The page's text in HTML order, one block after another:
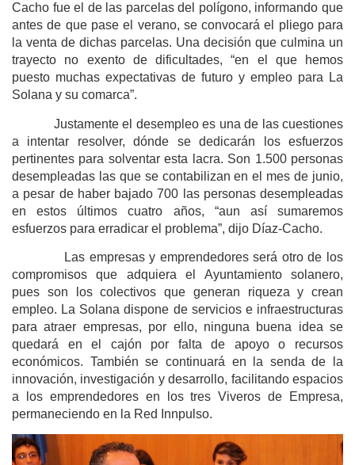
Cacho fue el de las parcelas del polígono, informando que
antes de que pase el verano, se convocará el pliego para
la venta de dichas parcelas. Una decisión que culmina un
trayecto no exento de dificultades, “en el que hemos
puesto muchas expectativas de futuro y empleo para La
Solana y su comarca”.
Justamente el desempleo es una de las cuestiones
a intentar resolver, dónde se dedicarán los esfuerzos
pertinentes para solventar esta lacra. Son 1.500 personas
desempleadas las que se contabilizan en el mes de junio,
a pesar de haber bajado 700 las personas desempleadas
en estos últimos cuatro años, “aun así sumaremos
esfuerzos para erradicar el problema”, dijo Díaz-Cacho.
Las empresas y emprendedores será otro de los
compromisos que adquiera el Ayuntamiento solanero,
pues son los colectivos que generan riqueza y crean
empleo. La Solana dispone de servicios e infraestructuras
para atraer empresas, por ello, ninguna buena idea se
quedará en el cajón por falta de apoyo o recursos
económicos. También se continuará en la senda de la
innovación, investigación y desarrollo, facilitando espacios
a los emprendedores en los tres Viveros de Empresa,
permaneciendo en la Red Innpulso.